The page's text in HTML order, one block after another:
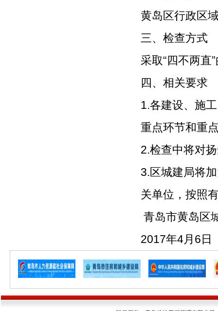
黄岛区行政区
三、检查方式
采取“四不两直
四、相关要求
1.各建设、施
重点环节和重
2.检查中将对
3.区城建局将
关单位，按照
青岛市黄岛区
2017年4月6日